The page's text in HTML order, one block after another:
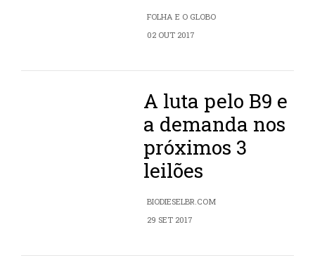
FOLHA E O GLOBO
02 OUT 2017
A luta pelo B9 e
a demanda nos
próximos 3
leilões
BIODIESELBR.COM
29 SET 2017